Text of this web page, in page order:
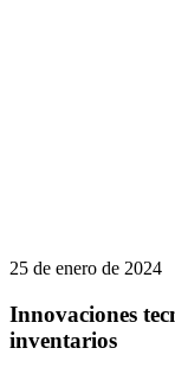
25 de enero de 2024
Innovaciones
inventarios